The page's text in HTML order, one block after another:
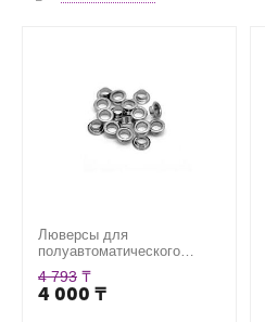
Люверсы для
полуавтоматического
пробойника 12мм
4 793 ₸
4 000 ₸